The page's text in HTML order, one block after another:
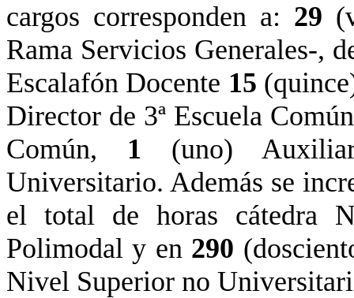
cargos corresponden a: 29
Rama Servicios Generales-,
Escalafón Docente 15
Director de 3ª Escuela
Común, 1 (uno)
Universitario. Además se
el total de horas cátedra
Polimodal y en 290
Nivel Superior no